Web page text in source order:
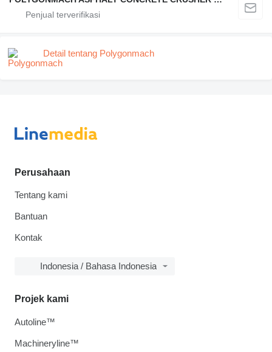
Detail tentang Polygonmach
Perusahaan
Tentang kami
Bantuan
Kontak
Indonesia / Bahasa Indonesia
Projek kami
Autoline™
Machineryline™